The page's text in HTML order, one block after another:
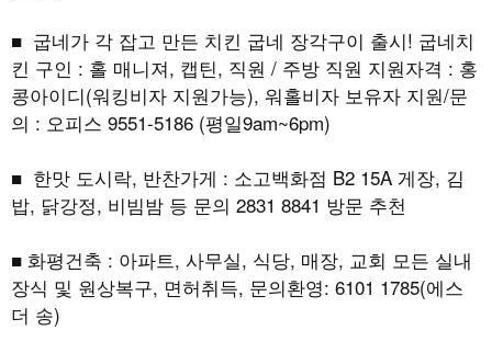
■ 굽네가 각 잡고 만든 치킨 굽네 장각구이 출시! 굽네치
킨 구인 : 홀 매니져, 캡틴, 직원 / 주방 직원 지원자격 : 홍
콩아이디(워킹비자 지원가능), 워홀비자 보유자 지원/문
의 : 오피스 9551-5186 (평일9am~6pm)
■ 한맛 도시락, 반찬가게 : 소고백화점 B2 15A 게장, 김
밥, 닭강정, 비빔밤 등 문의 2831 8841 방문 추천
■ 화평건축 : 아파트, 사무실, 식당, 매장, 교회 모든 실내
장식 및 원상복구, 면허취득, 문의환영: 6101 1785(에스
더 송)